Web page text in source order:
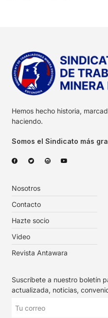
Hemos hecho historia,
haciendo.
Somos el Sindicato más
Nosotros
Contacto
Hazte socio
Video
Revista Antawara
Suscríbete a nuestro boletín
actualizada, noticias,